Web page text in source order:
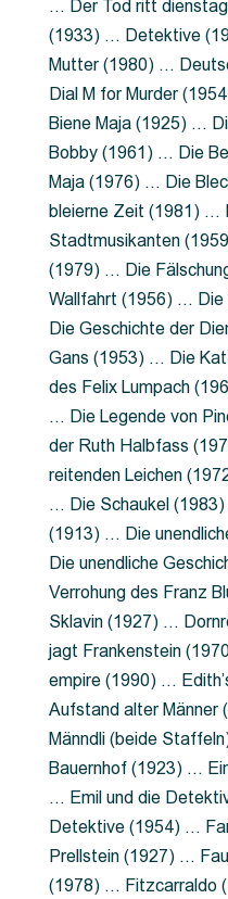
… Der Tod ritt
(1933) … Detektive
Mutter (1980) …
Dial M for Murder
Biene Maja (1925) …
Bobby (1961) … Die
Maja (1976) … Die
bleierne Zeit (1981) …
Stadtmusikanten
(1979) … Die
Wallfahrt (1956) …
Die Geschichte der
Gans (1953) … Die
des Felix Lumpach
… Die Legende von
der Ruth Halbfass
reitenden Leichen
… Die Schaukel
(1913) … Die
Die unendliche
Verrohung des Franz
Sklavin (1927) …
jagt Frankenstein
empire (1990) …
Aufstand alter Männer
Männdli (beide
Bauernhof (1923) …
… Emil und die
Detektive (1954) …
Prellstein (1927) …
(1978) … Fitzcarraldo